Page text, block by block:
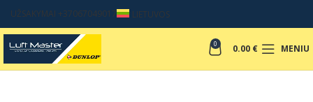
UŽSAKYMAI +37067049017 LIETUVOS
0 0.00 € MENIU